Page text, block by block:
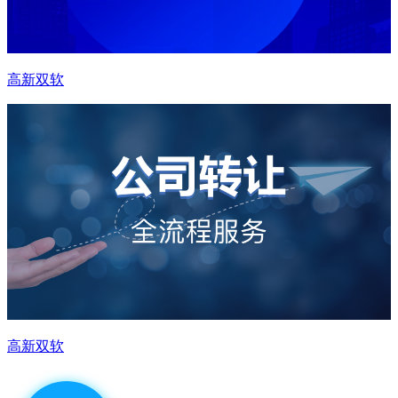
高新双软
高新双软